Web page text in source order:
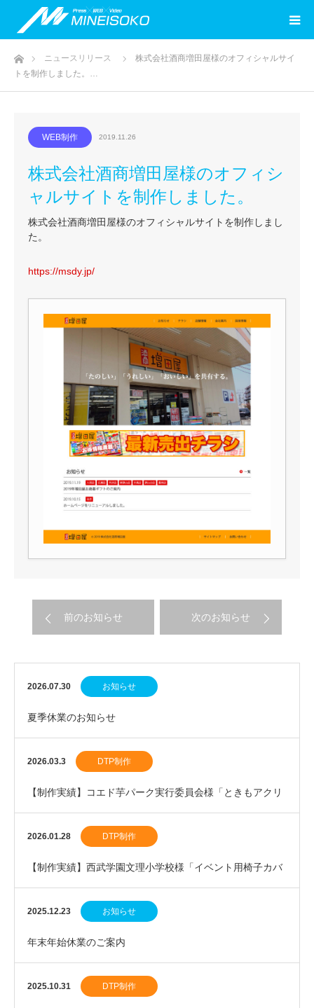
ホームニュースリリース
株式会社酒商増田屋様のオフィシャルサイ
トを制作しました。…
WEB制作 2019.11.26
株式会社酒商増田屋様のオフィシ
ャルサイトを制作しました。
株式会社酒商増田屋様のオフィシャルサイトを制作しまし
た。
https://msdy.jp/
前のお知らせ 次のお知らせ
2026.07.30 お知らせ
夏季休業のお知らせ
2026.03.3 DTP制作
【制作実績】コエド芋パーク実行委員会様「ときもアクリ
ルスタンド」を制作しました。
2026.01.28 DTP制作
【制作実績】西武学園文理小学校様「イベント用椅子カバ
ー」を制作しました。
2025.12.23 お知らせ
年末年始休業のご案内
2025.10.31 DTP制作